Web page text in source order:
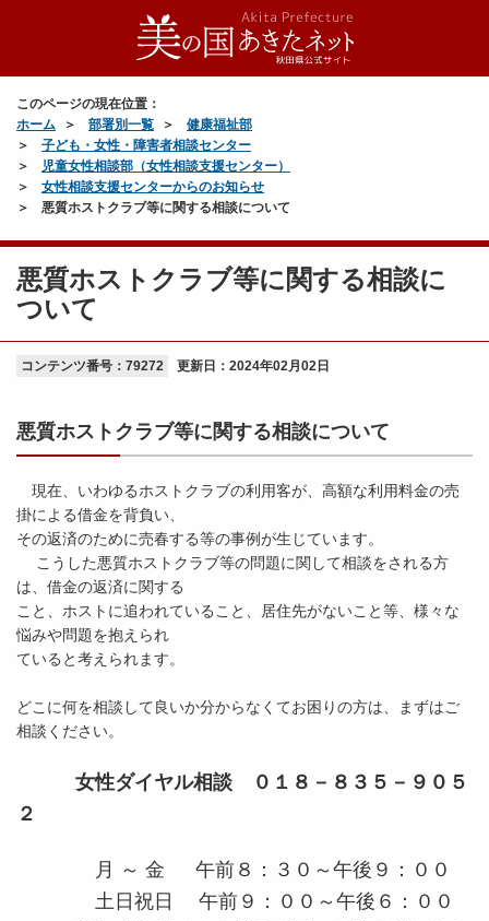
このページの現在位置：
ホーム
部署別一覧
健康福祉部
子ども・女性・障害者相談センター
児童女性相談部（女性相談支援センター）
女性相談支援センターからのお知らせ
悪質ホストクラブ等に関する相談について
悪質ホストクラブ等に関する相談に
ついて
コンテンツ番号：79272 更新日： 2024年02月02日
悪質ホストクラブ等に関する相談について
現在、いわゆるホストクラブの利用客が、高額な利用料金の売
掛による借金を背負い、
その返済のために売春する等の事例が生じています。
こうした悪質ホストクラブ等の問題に関して相談をされる方
は、借金の返済に関する
こと、ホストに追われていること、居住先がないこと等、様々な
悩みや問題を抱えられ
ていると考えられます。
どこに何を相談して良いか分からなくてお困りの方は、まずはご
相談ください。
女性ダイヤル相談 ０１８－８３５－９０５
２
月 ～ 金 午前８：３０～午後９：００
土日祝日 午前９：００～午後６：００